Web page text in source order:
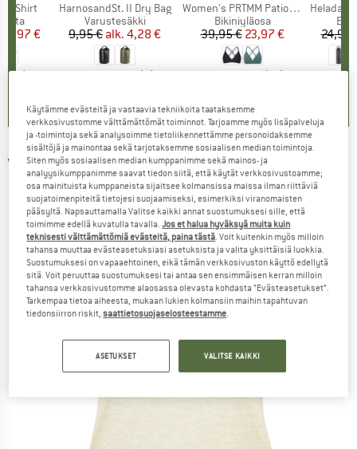
T-Shirt
hinta
62,97 €
(3 )
Tuote
HarnosandSt. II Dry Bag
Tuoteryhmä
Varustesäkki
Hinta
9,95 € Alennettu hinta
alk. 4,28 €
( )
Tuote
Women's PRTMM Patio Triangle
Tuoteryhmä
Bikiniyläosa
Hinta
39,95 €Alennettu hinta
23,97 €
( )
Tuote
HeladagenSt.
24,95
VENICE BEACH -Women's Ylvie Tank Top
(0)
Käytämme evästeitä ja vastaavia tekniikoita taataksemme
verkkosivustomme välttämättömät toiminnot. Tarjoamme myös lisäpalveluja
ja -toimintoja sekä analysoimme tietoliikennettämme personoidaksemme
sisältöjä ja mainontaa sekä tarjotaksemme sosiaalisen median toimintoja.
Siten myös sosiaalisen median kumppanimme sekä mainos- ja
analyysikumppanimme saavat tiedon siitä, että käytät verkkosivustoamme;
osa mainituista kumppaneista sijaitsee kolmansissa maissa ilman riittäviä
suojatoimenpiteitä tietojesi suojaamiseksi, esimerkiksi viranomaisten
pääsyltä. Napsauttamalla Valitse kaikki annat suostumuksesi sille, että
toimimme edellä kuvatulla tavalla.Jos et halua hyväksyä muita kuin
teknisesti välttämättömiä evästeitä, paina tästä . Voit kuitenkin myös milloin
tahansa muuttaa evästeasetuksiasi asetuksista ja valita yksittäisiä luokkia.
Suostumuksesi on vapaaehtoinen, eikä tämän verkkosivuston käyttö edellytä
sitä. Voit peruuttaa suostumuksesi tai antaa sen ensimmäisen kerran milloin
tahansa verkkosivustomme alaosassa olevasta kohdasta ”Evästeasetukset”.
Tarkempaa tietoa aiheesta, mukaan lukien kolmansiin maihin tapahtuvan
tiedonsiirron riskit,saattietosuojaselosteestamme
ASETUKSET VALITSE KAIKKI